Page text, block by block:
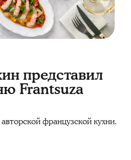
представил
Frantsuza
французской кухни.